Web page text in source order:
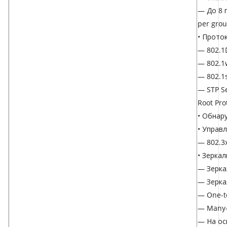
— До 8
per
•
—
—
—
— STP
Root
•
•
—
•
—
—
— One-
—
— На